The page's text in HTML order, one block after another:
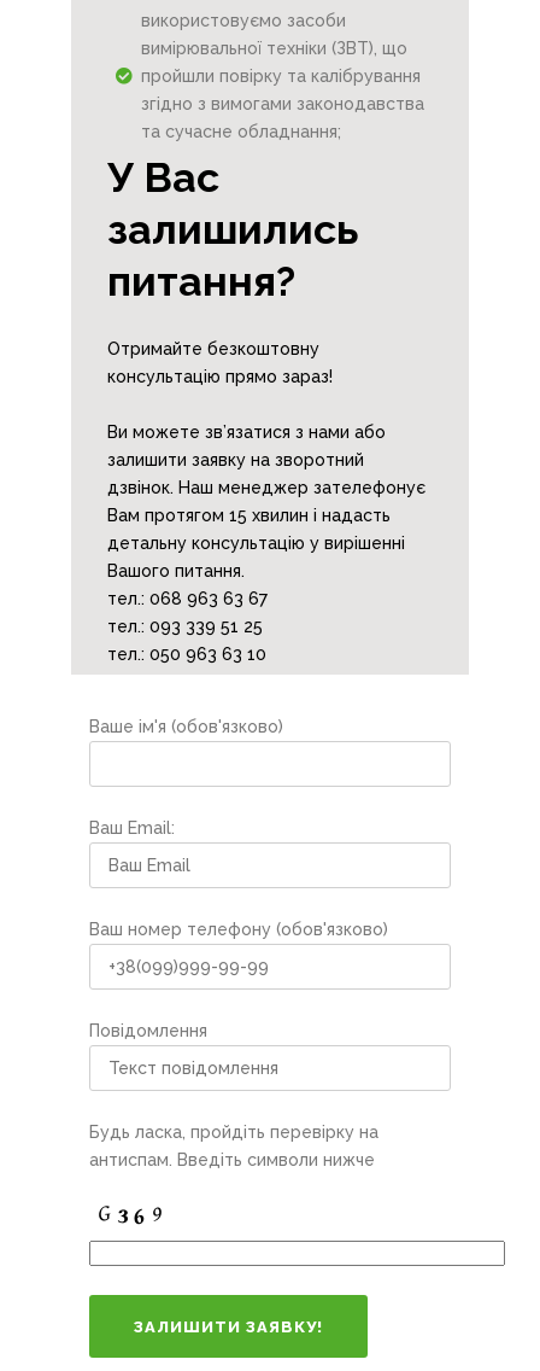
використовуємо засоби
вимірювальної техніки (ЗВТ), що
пройшли повірку та калібрування
згідно з вимогами законодавства
та сучасне обладнання;
У Вас
залишились
питання?
Отримайте безкоштовну
консультацію прямо зараз!
Ви можете зв’язатися з нами або
залишити заявку на зворотний
дзвінок. Наш менеджер зателефонує
Вам протягом 15 хвилин і надасть
детальну консультацію у вирішенні
Вашого питання.
тел.: 068 963 63 67
тел.: 093 339 51 25
тел.: 050 963 63 10
Ваше ім'я (обов'язково)
Ваш Email:
Ваш номер телефону (обов'язково)
Повідомлення
Будь ласка, пройдіть перевірку на
антиспам. Введіть символи нижче